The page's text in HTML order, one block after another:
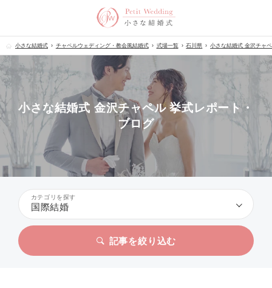
小さな結婚式 チャペルウェディング・教会風結婚式 式場一覧 石川県 小さな結婚式 金沢チャ
小さな結婚式 金沢チャペル 挙式レポート・
ブログ
カテゴリを探す
国際結婚
記事を絞り込む